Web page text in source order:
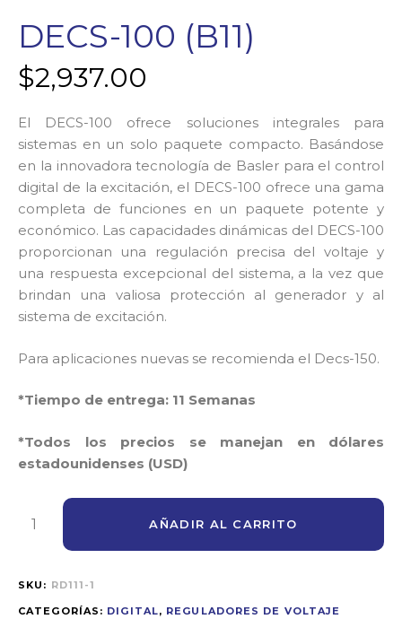
DECS-100 (B11)
$2,937.00
El DECS-100 ofrece soluciones integrales para
sistemas en un solo paquete compacto. Basándose
en la innovadora tecnología de Basler para el control
digital de la excitación, el DECS-100 ofrece una gama
completa de funciones en un paquete potente y
económico. Las capacidades dinámicas del DECS-100
proporcionan una regulación precisa del voltaje y
una respuesta excepcional del sistema, a la vez que
brindan una valiosa protección al generador y al
sistema de excitación.
Para aplicaciones nuevas se recomienda el Decs-150.
*Tiempo de entrega: 11 Semanas
*Todos los precios se manejan en dólares
estadounidenses (USD)
AÑADIR AL CARRITO
SKU: RD111-1
CATEGORÍAS: DIGITAL, REGULADORES DE VOLTAJE